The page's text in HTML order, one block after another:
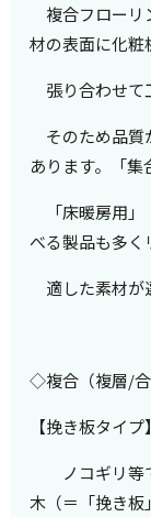
複合フローリ
材の表面に化粧
張り合わせて
そのため品質
あります。「集
「床暖房用」
べる製品も多く
適した素材が
◇複合（複層/
【挽き板タイプ】
ノコギリ等で
木（＝「挽き板